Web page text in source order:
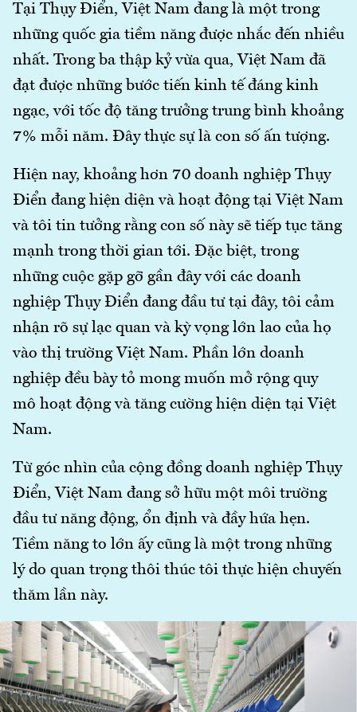
Tại Thụy Điển, Việt Nam đang là một trong
những quốc gia tiềm năng được nhắc đến nhiều
nhất. Trong ba thập kỷ vừa qua, Việt Nam đã
đạt được những bước tiến kinh tế đáng kinh
ngạc, với tốc độ tăng trưởng trung bình khoảng
7% mỗi năm. Đây thực sự là con số ấn tượng.
Hiện nay, khoảng hơn 70 doanh nghiệp Thụy
Điển đang hiện diện và hoạt động tại Việt Nam
và tôi tin tưởng rằng con số này sẽ tiếp tục tăng
mạnh trong thời gian tới. Đặc biệt, trong
những cuộc gặp gỡ gần đây với các doanh
nghiệp Thụy Điển đang đầu tư tại đây, tôi cảm
nhận rõ sự lạc quan và kỳ vọng lớn lao của họ
vào thị trường Việt Nam. Phần lớn doanh
nghiệp đều bày tỏ mong muốn mở rộng quy
mô hoạt động và tăng cường hiện diện tại Việt
Nam.
Từ góc nhìn của cộng đồng doanh nghiệp Thụy
Điển, Việt Nam đang sở hữu một môi trường
đầu tư năng động, ổn định và đầy hứa hẹn.
Tiềm năng to lớn ấy cũng là một trong những
lý do quan trọng thôi thúc tôi thực hiện chuyến
thăm lần này.